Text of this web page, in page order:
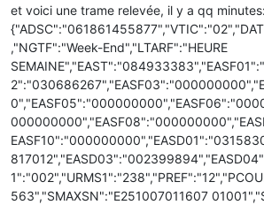
et voici une trame relevée, il y a qq minutes:
,"NGTF":"Week-End","LTARF":"HEURE
563","SMAXSN":"E251007011607